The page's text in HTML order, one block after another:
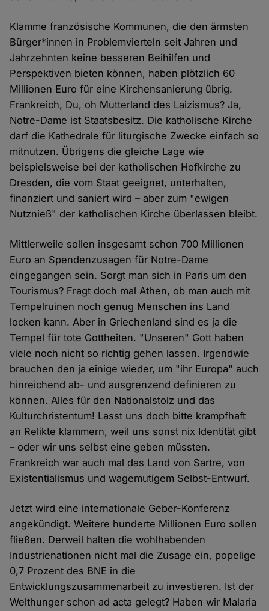
Klamme französische Kommunen, die den ärmsten
Bürger*innen in Problemvierteln seit Jahren und
Jahrzehnten keine besseren Beihilfen und
Perspektiven bieten können, haben plötzlich 60
Millionen Euro für eine Kirchensanierung übrig.
Frankreich, Du, oh Mutterland des Laizismus? Ja,
Notre-Dame ist Staatsbesitz. Die katholische Kirche
darf die Kathedrale für liturgische Zwecke einfach so
mitnutzen. Übrigens die gleiche Lage wie
beispielsweise bei der katholischen Hofkirche zu
Dresden, die vom Staat geeignet, unterhalten,
finanziert und saniert wird – aber zum "ewigen
Nutznieß" der katholischen Kirche überlassen bleibt.
Mittlerweile sollen insgesamt schon 700 Millionen
Euro an Spendenzusagen für Notre-Dame
eingegangen sein. Sorgt man sich in Paris um den
Tourismus? Fragt doch mal Athen, ob man auch mit
Tempelruinen noch genug Menschen ins Land
locken kann. Aber in Griechenland sind es ja die
Tempel für tote Gottheiten. "Unseren" Gott haben
viele noch nicht so richtig gehen lassen. Irgendwie
brauchen den ja einige wieder, um "ihr Europa" auch
hinreichend ab- und ausgrenzend definieren zu
können. Alles für den Nationalstolz und das
Kulturchristentum! Lasst uns doch bitte krampfhaft
an Relikte klammern, weil uns sonst nix Identität gibt
– oder wir uns selbst eine geben müssten.
Frankreich war auch mal das Land von Sartre, von
Existentialismus und wagemutigem Selbst-Entwurf.
Jetzt wird eine internationale Geber-Konferenz
angekündigt. Weitere hunderte Millionen Euro sollen
fließen. Derweil halten die wohlhabenden
Industrienationen nicht mal die Zusage ein, popelige
0,7 Prozent des BNE in die
Entwicklungszusammenarbeit zu investieren. Ist der
Welthunger schon ad acta gelegt? Haben wir Malaria